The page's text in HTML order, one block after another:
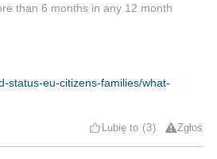
than 6 months in any 12 month
status-eu-citizens-families/what-
Lubię to 3 Zgłoś